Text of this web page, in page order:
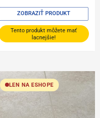
Tento produkt môžete mať
lacnejšie!
ZOBRAZIŤ PRODUKT
LEN NA ESHOPE